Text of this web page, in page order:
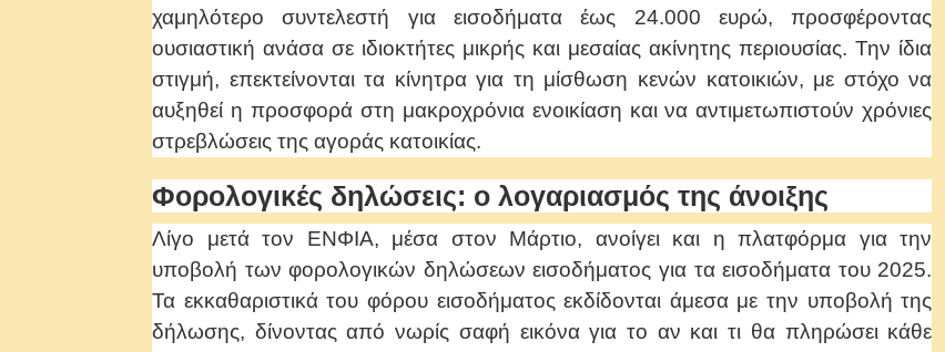
χαμηλότερο συντελεστή για εισοδήματα έως 24.000 ευρώ, προσφέροντας
ουσιαστική ανάσα σε ιδιοκτήτες μικρής και μεσαίας ακίνητης περιουσίας. Την ίδια
στιγμή, επεκτείνονται τα κίνητρα για τη μίσθωση κενών κατοικιών, με στόχο να
αυξηθεί η προσφορά στη μακροχρόνια ενοικίαση και να αντιμετωπιστούν χρόνιες
στρεβλώσεις της αγοράς κατοικίας.
Φορολογικές δηλώσεις: ο λογαριασμός της άνοιξης
Λίγο μετά τον ΕΝΦΙΑ, μέσα στον Μάρτιο, ανοίγει και η πλατφόρμα για την
υποβολή των φορολογικών δηλώσεων εισοδήματος για τα εισοδήματα του 2025.
Τα εκκαθαριστικά του φόρου εισοδήματος εκδίδονται άμεσα με την υποβολή της
δήλωσης, δίνοντας από νωρίς σαφή εικόνα για το αν και τι θα πληρώσει κάθε